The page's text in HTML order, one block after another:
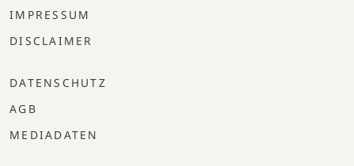
IMPRESSUM
DISCLAIMER
DATENSCHUTZ
AGB
MEDIADATEN